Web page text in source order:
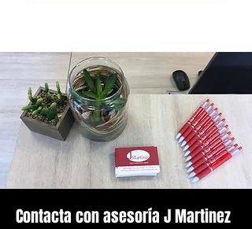
Contacta con asesoría J Martinez